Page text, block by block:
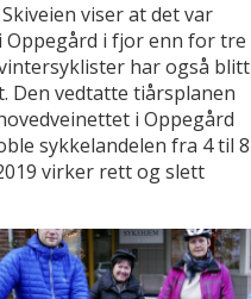
viser at det var
i fjor enn for tre
har også blitt
Den vedtatte tiårsplanen
i Oppegård
sykkelandelen fra 4 til 8
virker rett og slett